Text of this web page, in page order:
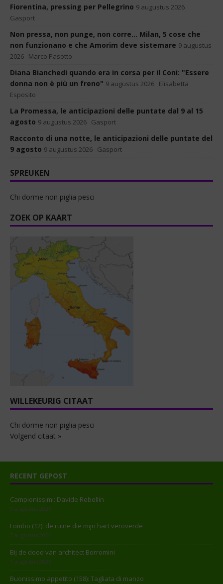
Fiorentina, pressing per Pellegrino 9 augustus 2026
Gasport
Non pressa, non punge, non corre... Milan, 5 cose che
non funzionano e che Amorim deve sistemare 9 augustus
2026 Marco Pasotto
Diana Bianchedi quando era in corsa per il Coni: "Essere
donna non è più un freno" 9 augustus 2026 Elisabetta
Esposito
La Promessa, le anticipazioni delle puntate dal 9 al 15
agosto 9 augustus 2026 Gasport
Racconto di una notte, le anticipazioni delle puntate del
9 agosto 9 augustus 2026 Gasport
SPREUKEN
Chi dorme non piglia pesci
ZOEK OP KAART
WILLEKEURIG CITAAT
Chi dorme non piglia pesci
Volgend citaat »
RECENT GEPOST
Campionissimi: Davide Rebellin
9 augustus 2026
Lombo (12): de ruïne die mijn hart veroverde
7 augustus 2026
Bij de dood van architect Borromini
1 augustus 2026
Buonissimo appetito (158): Tagliata di manzo